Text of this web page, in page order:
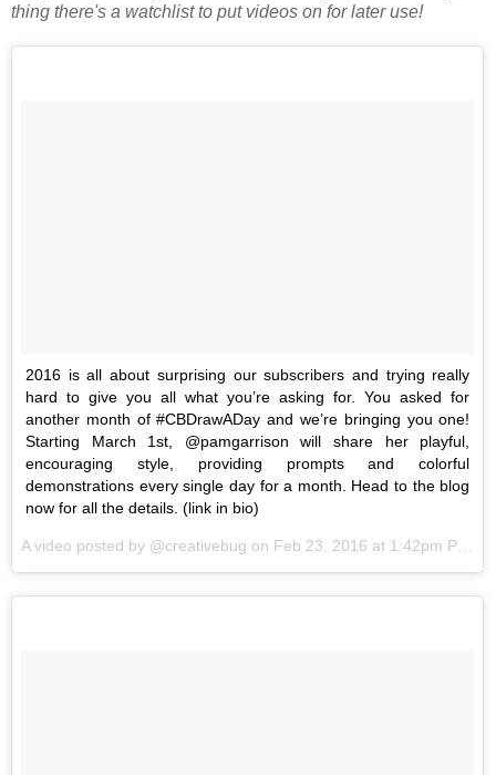
thing there's a watchlist to put videos on for later use!
2016 is all about surprising our subscribers and trying really
hard to give you all what you’re asking for. You asked for
another month of #CBDrawADay and we’re bringing you one!
Starting March 1st, @pamgarrison will share her playful,
encouraging style, providing prompts and colorful
demonstrations every single day for a month. Head to the blog
now for all the details. (link in bio)
A video posted by @creativebug on Feb 23, 2016 at 1:42pm PST